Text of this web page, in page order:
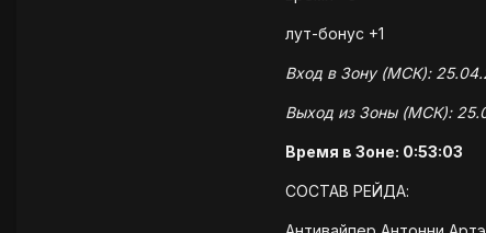
лут-бонус +1
Вход в Зону (МСК):
Выход из Зоны (МСК):
Время в Зоне: 0:53:03
СОСТАВ РЕЙДА: